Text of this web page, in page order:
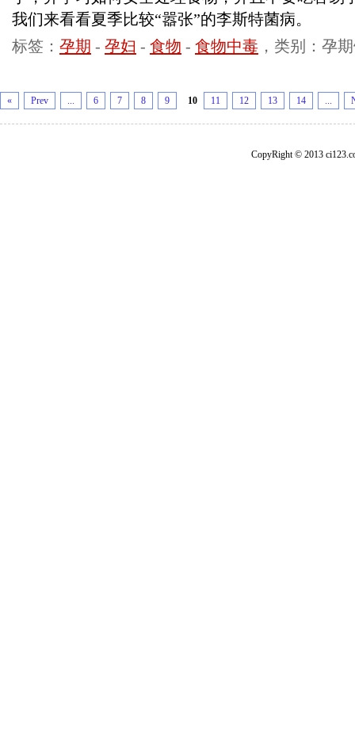
我们来看看夏季比较“嚣张”的李斯特菌病。
标签： 孕期 - 孕妇 - 食物 - 食物中毒 ，类别：孕
« Prev ... 6 7 8 9 10 11 12 13 14 ...
CopyRight © 2013